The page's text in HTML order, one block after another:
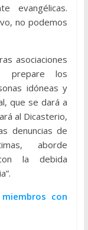
evangélicas.
no podemos
asociaciones
prepare los
idóneas y
que se dará a
al Dicasterio,
denuncias de
aborde
la debida
con